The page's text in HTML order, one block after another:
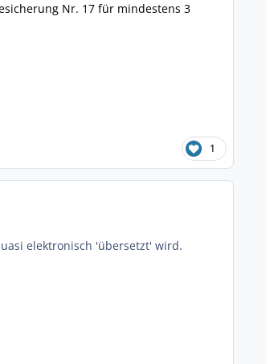
Nr. 17 für mindestens 3
1
elektronisch 'übersetzt' wird.